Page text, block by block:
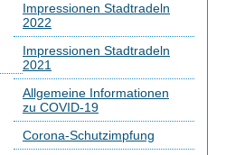
Impressionen Stadtradeln
2022
Impressionen Stadtradeln
2021
Allgemeine Informationen
zu COVID-19
Corona-Schutzimpfung